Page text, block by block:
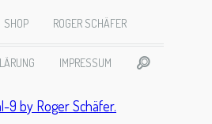
SHOP ROGER SCHÄFER
IMPRESSUM